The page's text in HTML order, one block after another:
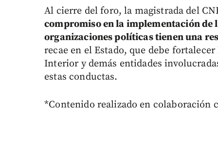
Al cierre del foro, la magistrada del
compromiso en la implementación de
organizaciones políticas tienen una
recae en el Estado, que debe
Interior y demás entidades
estas conductas.
*Contenido realizado en colaboración